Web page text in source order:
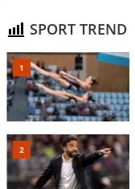
SPORT TREND